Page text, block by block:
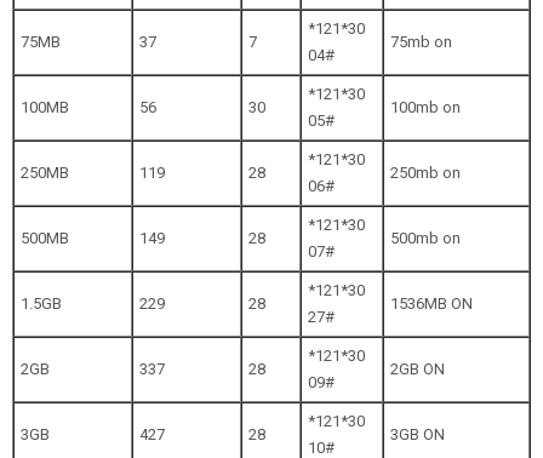
75MB 37 7
*121*30
04#
75mb on
100MB 56 30
*121*30
05#
100mb on
250MB 119 28
*121*30
06#
250mb on
500MB 149 28
*121*30
07#
500mb on
1.5GB 229 28
*121*30
27#
1536MB ON
2GB 337 28
*121*30
09#
2GB ON
3GB 427 28
*121*30
10#
3GB ON